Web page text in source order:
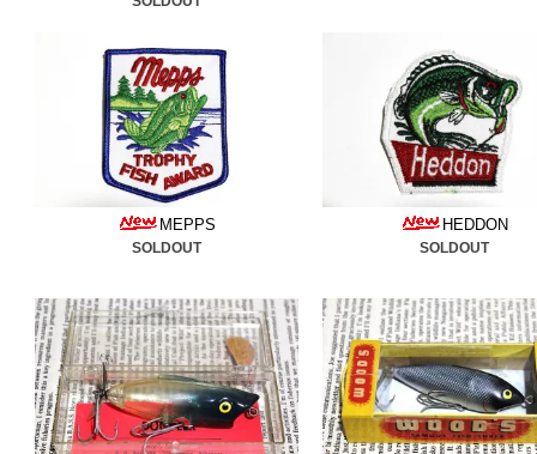
やすいサイズです。カラ
■2025/8/20
トップシーク
シンキングモデル
追加し
■2025/8/12
ウッズのドゥ
加しました。ビッグオー
■2025/8/7カッコいいワッ
さい。
■2025/8/3ウッズのフロー
MEPPS
SOLDOUT
HEDDON
SOLDOUT